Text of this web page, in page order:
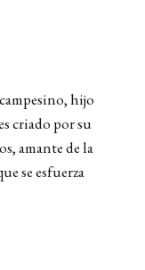
hijo
criado por su
amante de la
se esfuerza